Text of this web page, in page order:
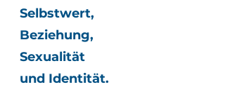
Selbstwert,
Beziehung,
Sexualität
und Identität.